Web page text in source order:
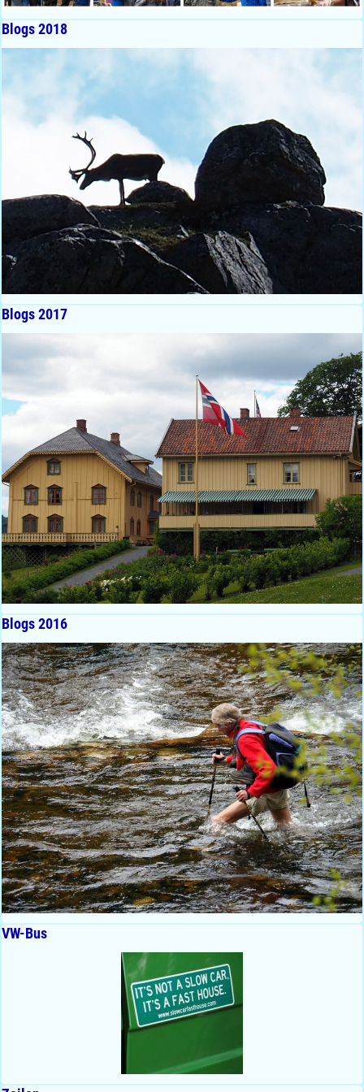
Blogs 2018
Blogs 2017
Blogs 2016
VW-Bus